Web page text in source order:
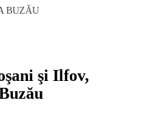
BUZĂU
şi Ilfov,